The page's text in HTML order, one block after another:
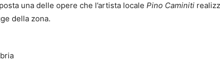
una delle opere che l’artista locale Pino Caminiti
della zona.